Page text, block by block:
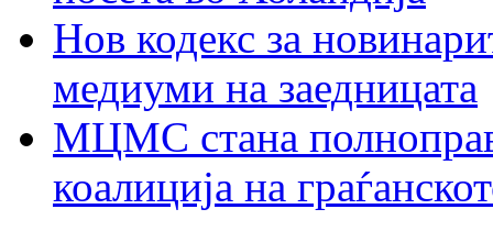
Нов кодекс за
медиуми на заедницата
МЦМС стана
коалиција на